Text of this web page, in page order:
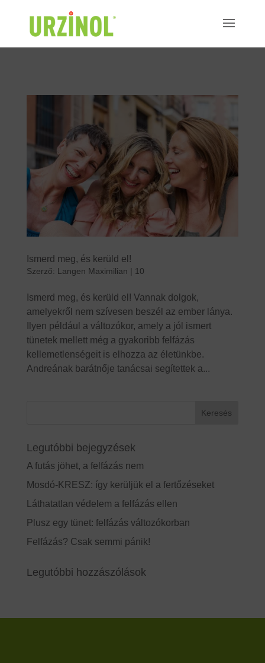
Ismerd meg, és kerüld el!
Szerző: Langen Maximilian | 10
Ismerd meg, és kerüld el! Vannak dolgok,
amelyekről nem szívesen beszél az ember lánya.
Ilyen például a változókor, amely a jól ismert
tünetek mellett még a gyakoribb felfázás
kellemetlenségeit is elhozza az életünkbe.
Andreának barátnője tanácsai segítettek a...
Legutóbbi bejegyzések
A futás jöhet, a felfázás nem
Mosdó-KRESZ: így kerüljük el a fertőzéseket
Láthatatlan védelem a felfázás ellen
Plusz egy tünet: felfázás változókorban
Felfázás? Csak semmi pánik!
Legutóbbi hozzászólások